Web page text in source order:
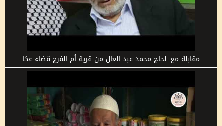
مقابلة مع الحاج محمد عبد العال من قرية أم الفرج قضاء عكا